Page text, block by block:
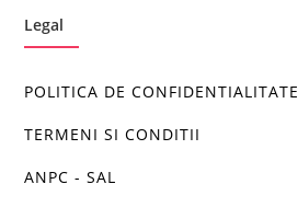
Legal
POLITICA DE CONFIDENTIALITATE
TERMENI SI CONDITII
ANPC - SAL